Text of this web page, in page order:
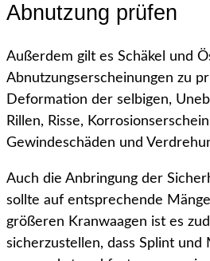
Abnutzung prüfen
Außerdem gilt es Schäkel und
Abnutzungserscheinungen zu
Deformation der selbigen,
Rillen, Risse,
Gewindeschäden und
Auch die Anbringung der
sollte auf entsprechende
größeren Kranwaagen ist es
sicherzustellen, dass Splint und